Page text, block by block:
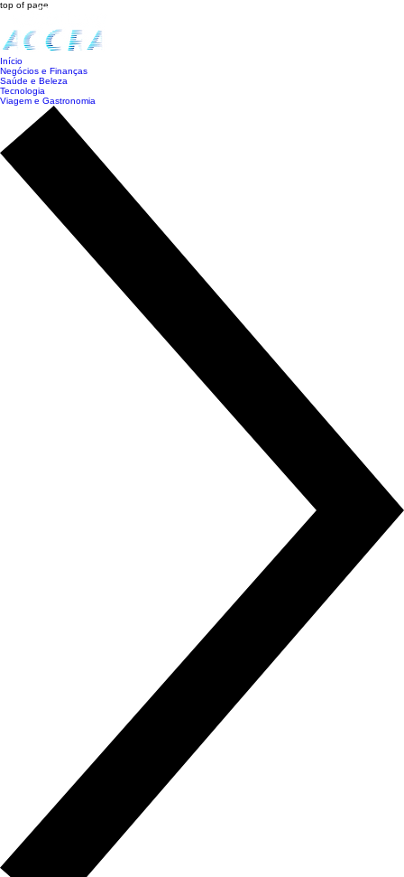
top of page
Início
Negócios e Finanças
Saúde e Beleza
Tecnologia
Viagem e Gastronomia